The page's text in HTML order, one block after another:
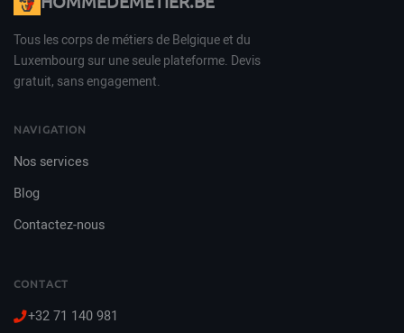
Tous les corps de métiers de Belgique et du
Luxembourg sur une seule plateforme. Devis
gratuit, sans engagement.
NAVIGATION
Nos services
Blog
Contactez-nous
CONTACT
+32 71 140 981